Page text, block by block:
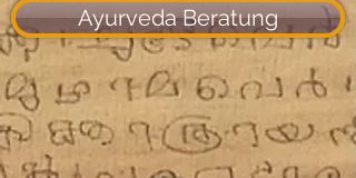
Ayurveda Beratung